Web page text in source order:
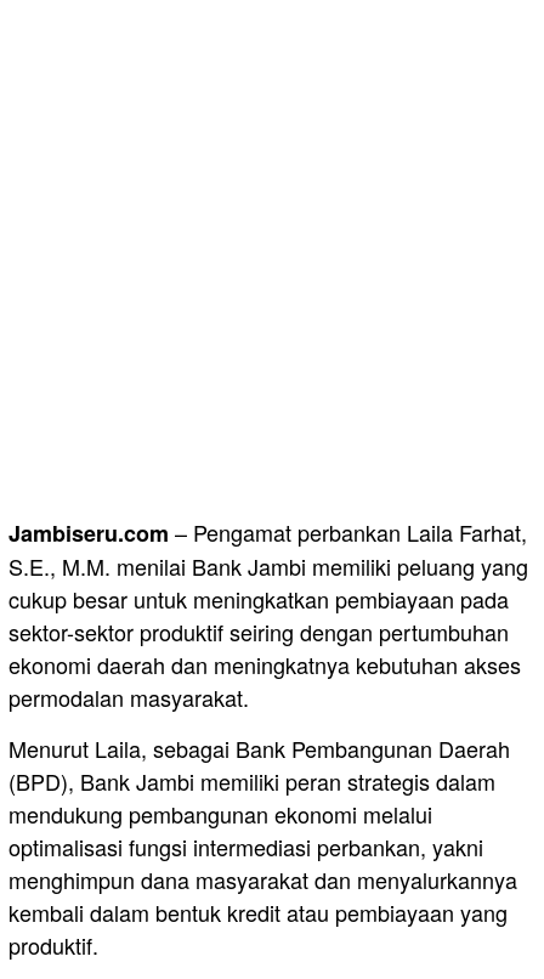
Jambiseru.com – Pengamat perbankan Laila Farhat,
S.E., M.M. menilai Bank Jambi memiliki peluang yang
cukup besar untuk meningkatkan pembiayaan pada
sektor-sektor produktif seiring dengan pertumbuhan
ekonomi daerah dan meningkatnya kebutuhan akses
permodalan masyarakat.
Menurut Laila, sebagai Bank Pembangunan Daerah
(BPD), Bank Jambi memiliki peran strategis dalam
mendukung pembangunan ekonomi melalui
optimalisasi fungsi intermediasi perbankan, yakni
menghimpun dana masyarakat dan menyalurkannya
kembali dalam bentuk kredit atau pembiayaan yang
produktif.